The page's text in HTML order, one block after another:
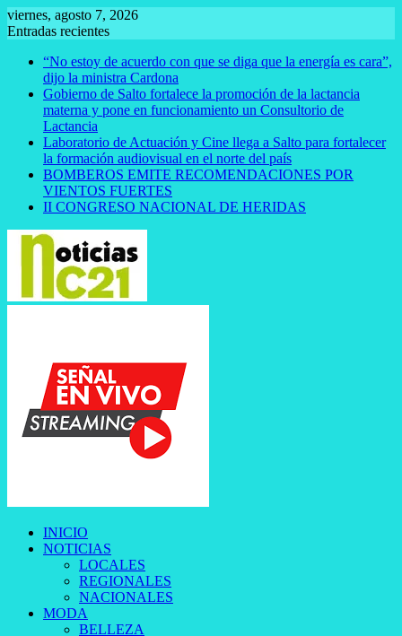
Saltar
al
viernes, agosto 7, 2026
Entradas recientes
“No estoy de acuerdo con que se diga que la energía es cara”,
dijo la ministra Cardona
Gobierno de Salto fortalece la promoción de la lactancia
materna y pone en funcionamiento un Consultorio de
Lactancia
Laboratorio de Actuación y Cine llega a Salto para fortalecer
la formación audiovisual en el norte del país
BOMBEROS EMITE RECOMENDACIONES POR
VIENTOS FUERTES
II CONGRESO NACIONAL DE HERIDAS
INICIO
NOTICIAS
LOCALES
REGIONALES
NACIONALES
MODA
BELLEZA